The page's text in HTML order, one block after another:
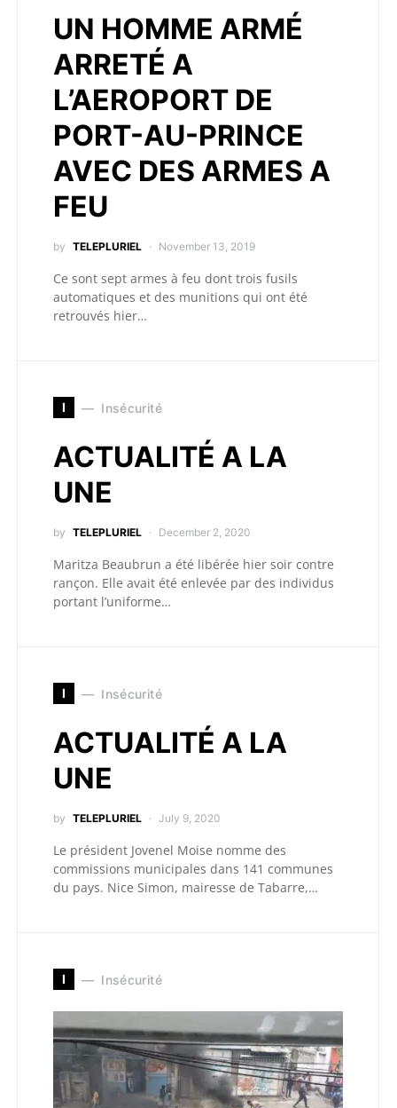
UN HOMME ARMÉ
ARRETÉ A
L’AEROPORT DE
PORT-AU-PRINCE
AVEC DES ARMES A
FEU
by TELEPLURIEL November 13, 2019
Ce sont sept armes à feu dont trois fusils
automatiques et des munitions qui ont été
retrouvés hier…
I Insécurité
ACTUALITÉ A LA
UNE
by TELEPLURIEL December 2, 2020
Maritza Beaubrun a été libérée hier soir contre
rançon. Elle avait été enlevée par des individus
portant l’uniforme…
I Insécurité
ACTUALITÉ A LA
UNE
by TELEPLURIEL July 9, 2020
Le président Jovenel Moise nomme des
commissions municipales dans 141 communes
du pays. Nice Simon, mairesse de Tabarre,…
I Insécurité